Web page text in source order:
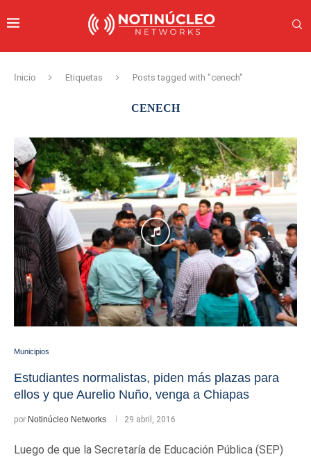
Inicio Etiquetas Posts tagged with "cenech"
CENECH
Municipios
Estudiantes normalistas, piden más plazas para
ellos y que Aurelio Nuño, venga a Chiapas
por Notinúcleo Networks 29 abril, 2016
Luego de que la Secretaría de Educación Pública (SEP)